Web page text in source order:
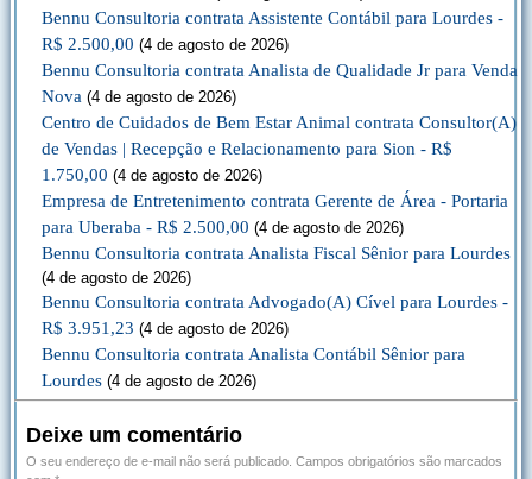
Bennu Consultoria contrata Assistente Contábil para Lourdes -
R$ 2.500,00 (4 de agosto de 2026)
Bennu Consultoria contrata Analista de Qualidade Jr para Venda
Nova (4 de agosto de 2026)
Centro de Cuidados de Bem Estar Animal contrata Consultor(A)
de Vendas | Recepção e Relacionamento para Sion - R$
1.750,00 (4 de agosto de 2026)
Empresa de Entretenimento contrata Gerente de Área - Portaria
para Uberaba - R$ 2.500,00 (4 de agosto de 2026)
Bennu Consultoria contrata Analista Fiscal Sênior para Lourdes
(4 de agosto de 2026)
Bennu Consultoria contrata Advogado(A) Cível para Lourdes -
R$ 3.951,23 (4 de agosto de 2026)
Bennu Consultoria contrata Analista Contábil Sênior para
Lourdes (4 de agosto de 2026)
Deixe um comentário
O seu endereço de e-mail não será publicado. Campos obrigatórios são marcados